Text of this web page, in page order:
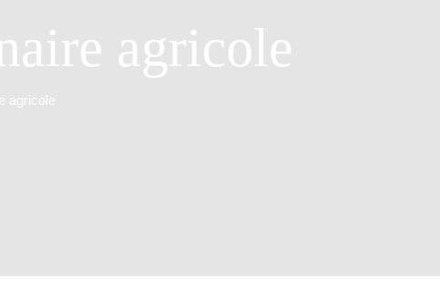
agricole
agricole